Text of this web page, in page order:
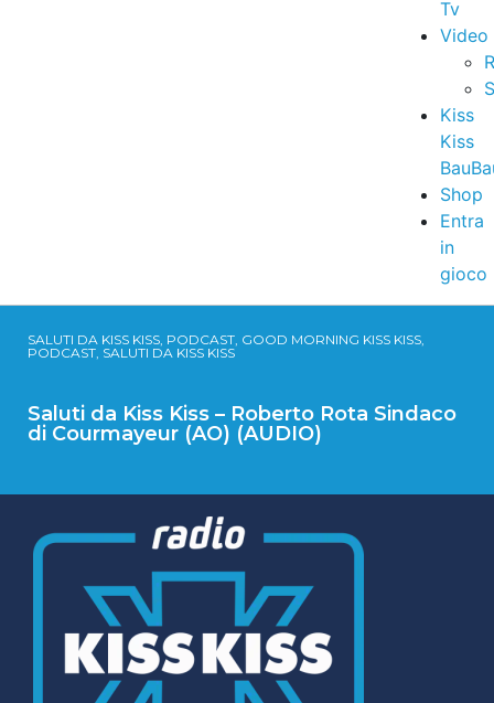
Tv
Video
Kiss
Kiss
Shop
Entra
in
gioco
SALUTI DA KISS KISS, PODCAST, GOOD MORNING KISS KISS,
PODCAST, SALUTI DA KISS KISS
Saluti da Kiss Kiss – Roberto Rota Sindaco
di Courmayeur (AO) (AUDIO)